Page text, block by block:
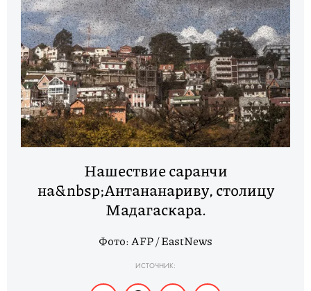
Нашествие саранчи
на&nbsp;Антананариву, столицу
Мадагаскара.
Фото: AFP / EastNews
ИСТОЧНИК: